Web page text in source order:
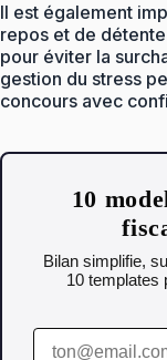
Il est également
repos et de
pour éviter la
gestion du stress
concours avec
10
Bilan simplifie,
10 templates